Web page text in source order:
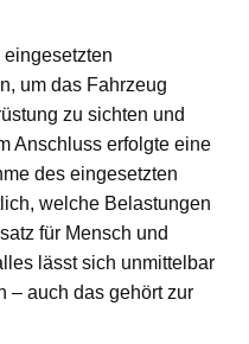
um das Fahrzeug
zu sichten und
Anschluss erfolgte eine
des eingesetzten
welche Belastungen
für Mensch und
lässt sich unmittelbar
– auch das gehört zur